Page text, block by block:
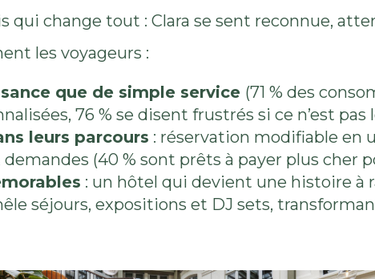
qui change tout : Clara se sent reconnue,
les voyageurs :
que de simple service (71 % des
76 % se disent frustrés si ce n’est pas
leurs parcours : réservation modifiable en
(40 % sont prêts à payer plus cher
: un hôtel qui devient une histoire à
séjours, expositions et DJ sets,